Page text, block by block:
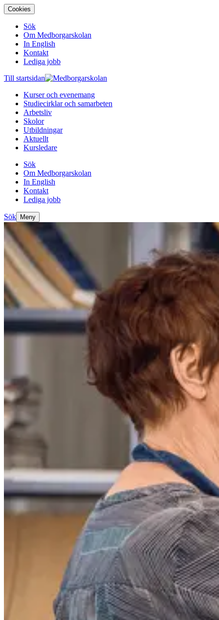
Cookies
Sök
Om Medborgarskolan
In English
Kontakt
Lediga jobb
Till startsidan
Kurser och evenemang
Studiecirklar och samarbeten
Arbetsliv
Skolor
Utbildningar
Aktuellt
Kursledare
Sök
Om Medborgarskolan
In English
Kontakt
Lediga jobb
Sök Meny